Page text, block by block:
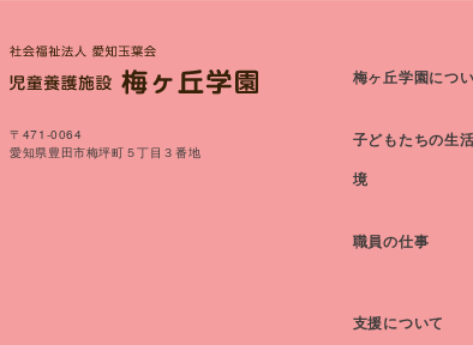
〒471-0064
愛知県豊田市梅坪町５丁目３番地
梅ヶ丘学園につ
子どもたちの生
境
職員の仕事
支援について